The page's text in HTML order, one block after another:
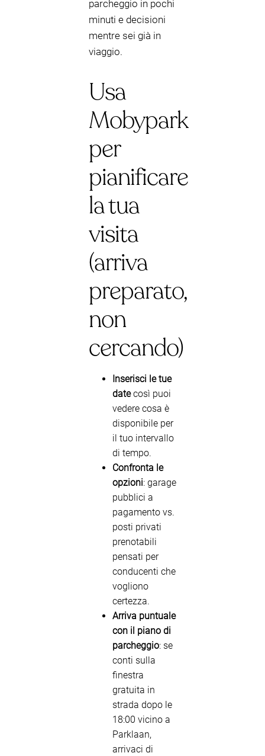
parcheggio in pochi
minuti e decisioni
mentre sei già in
viaggio.
Usa
Mobypark
per
pianificare
la tua
visita
(arriva
preparato,
non
cercando)
Inserisci le tue
datecosì puoi
vedere cosa è
disponibile per
il tuo intervallo
di tempo.
Confronta le
opzioni: garage
pubblici a
pagamento vs.
posti privati
prenotabili
pensati per
conducenti che
vogliono
certezza.
Arriva puntuale
con il piano di
parcheggio: se
conti sulla
finestra
gratuita in
strada dopo le
18:00 vicino a
Parklaan,
arrivaci di